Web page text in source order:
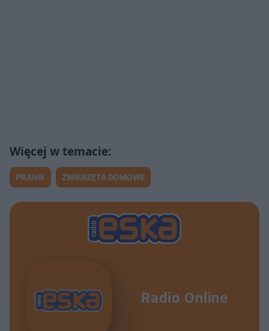
PRANIE ZWIERZĘTA DOMOWE
Radio Online